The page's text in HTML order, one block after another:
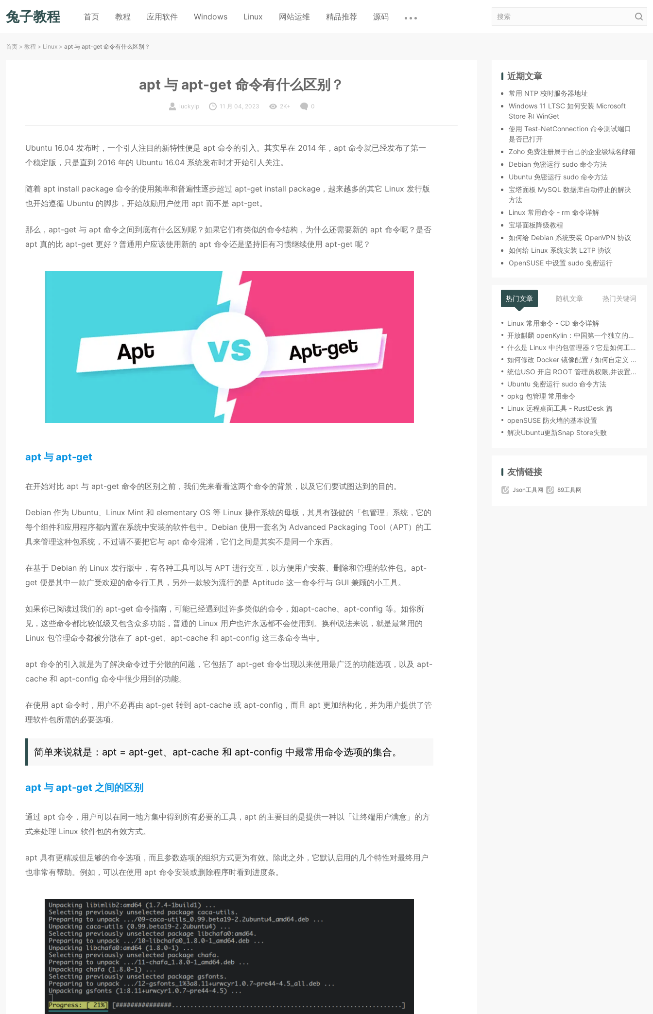
兔子教程 首页 教程 应用软件 Windows Linux 网站运维 精品推荐 源码
首页 > 教程 > Linux > apt 与 apt-get 命令有什么区别？
apt 与 apt-get 命令有什么区别？
luckylp 11 月 04, 2023 2K+ 0
Ubuntu 16.04 发布时，一个引人注目的新特性便是 apt 命令的引入。其实早在 2014 年，apt 命令就已经发布了第一
个稳定版，只是直到 2016 年的 Ubuntu 16.04 系统发布时才开始引人关注。
随着 apt install package 命令的使用频率和普遍性逐步超过 apt-get install package，越来越多的其它 Linux 发行版
也开始遵循 Ubuntu 的脚步，开始鼓励用户使用 apt 而不是 apt-get。
那么，apt-get 与 apt 命令之间到底有什么区别呢？如果它们有类似的命令结构，为什么还需要新的 apt 命令呢？是否
apt 真的比 apt-get 更好？普通用户应该使用新的 apt 命令还是坚持旧有习惯继续使用 apt-get 呢？
apt 与 apt-get
在开始对比 apt 与 apt-get 命令的区别之前，我们先来看看这两个命令的背景，以及它们要试图达到的目的。
Debian 作为 Ubuntu、Linux Mint 和 elementary OS 等 Linux 操作系统的母板，其具有强健的「包管理」系统，它的
每个组件和应用程序都内置在系统中安装的软件包中。Debian 使用一套名为 Advanced Packaging Tool（APT）的工
具来管理这种包系统，不过请不要把它与 apt 命令混淆，它们之间是其实不是同一个东西。
在基于 Debian 的 Linux 发行版中，有各种工具可以与 APT 进行交互，以方便用户安装、删除和管理的软件包。apt-
get 便是其中一款广受欢迎的命令行工具，另外一款较为流行的是 Aptitude 这一命令行与 GUI 兼顾的小工具。
如果你已阅读过我们的 apt-get 命令指南，可能已经遇到过许多类似的命令，如apt-cache、apt-config 等。如你所
见，这些命令都比较低级又包含众多功能，普通的 Linux 用户也许永远都不会使用到。换种说法来说，就是最常用的
Linux 包管理命令都被分散在了 apt-get、apt-cache 和 apt-config 这三条命令当中。
apt 命令的引入就是为了解决命令过于分散的问题，它包括了 apt-get 命令出现以来使用最广泛的功能选项，以及 apt-
cache 和 apt-config 命令中很少用到的功能。
在使用 apt 命令时，用户不必再由 apt-get 转到 apt-cache 或 apt-config，而且 apt 更加结构化，并为用户提供了管
理软件包所需的必要选项。
简单来说就是：apt = apt-get、apt-cache 和 apt-config 中最常用命令选项的集合。
apt 与 apt-get 之间的区别
通过 apt 命令，用户可以在同一地方集中得到所有必要的工具，apt 的主要目的是提供一种以「让终端用户满意」的方
式来处理 Linux 软件包的有效方式。
apt 具有更精减但足够的命令选项，而且参数选项的组织方式更为有效。除此之外，它默认启用的几个特性对最终用户
也非常有帮助。例如，可以在使用 apt 命令安装或删除程序时看到进度条。
近期文章
常用 NTP 校时服务器地址
Windows 11 LTSC 如何安装 Microsoft
Store 和 WinGet
使用 Test-NetConnection 命令测试端口
是否已打开
Zoho 免费注册属于自己的企业级域名邮箱
Debian 免密运行 sudo 命令方法
Ubuntu 免密运行 sudo 命令方法
宝塔面板 MySQL 数据库自动停止的解决
方法
Linux 常用命令 - rm 命令详解
宝塔面板降级教程
如何给 Debian 系统安装 OpenVPN 协议
如何给 Linux 系统安装 L2TP 协议
OpenSUSE 中设置 sudo 免密运行
热门文章 随机文章 热门关键词
Linux 常用命令 - CD 命令详解
开放麒麟 openKylin：中国第一个独立的开源 Linux 操作系统
什么是 Linux 中的包管理器？它是如何工作的？
如何修改 Docker 镜像配置 / 如何自定义 Docker 镜像
统信USO 开启 ROOT 管理员权限,并设置 SSH 登录
Ubuntu 免密运行 sudo 命令方法
opkg 包管理 常用命令
Linux 远程桌面工具 - RustDesk 篇
openSUSE 防火墙的基本设置
解决Ubuntu更新Snap Store失败
友情链接
Json工具网 89工具网